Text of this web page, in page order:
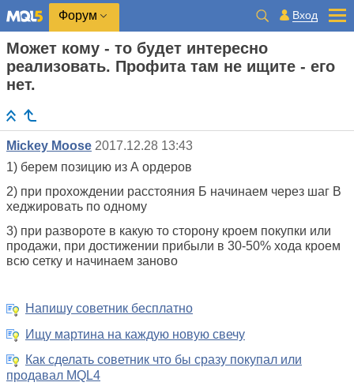
Форум Вход
Может кому - то будет интересно
реализовать. Профита там не ищите - его
нет.
Mickey Moose 2017.12.28 13:43
1) берем позицию из А ордеров
2) при прохождении расстояния Б начинаем через шаг В
хеджировать по одному
3) при развороте в какую то сторону кроем покупки или
продажи, при достижении прибыли в 30-50% хода кроем
всю сетку и начинаем заново
Напишу советник бесплатно
Ищу мартина на каждую новую свечу
Как сделать советник что бы сразу покупал или
продавал MQL4